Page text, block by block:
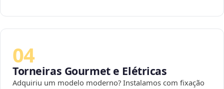
04
Torneiras Gourmet e Elétricas
Adquiriu um modelo moderno? Instalamos com fixação